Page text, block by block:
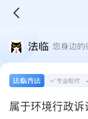
属于环境行政